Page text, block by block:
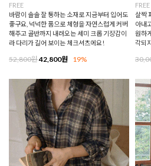
FREE
바람이 솔솔 잘 통하는 소재로 지금부터 입어도
좋구요, 넉넉한 품으로 체형을 자연스럽게 커버
해주고 골반까지 내려오는 세미 크롭 기장감이
라 다리가 길어 보이는 체크셔츠에요!
52,800원42,800원 19%
FREE
살짝
아내
원하
각되